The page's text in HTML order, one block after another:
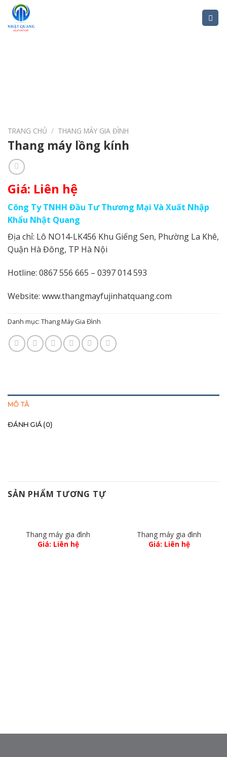
Skip
content
TRANG CHỦ / THANG MÁY GIA ĐÌNH
Thang máy lồng kính
Giá: Liên hệ
Công Ty TNHH Đầu Tư Thương Mại Và Xuất Nhập
Khẩu Nhật Quang
Địa chỉ: Lô NO14-LK456 Khu Giếng Sen, Phường La Khê,
Quận Hà Đông, TP Hà Nội
Hotline: 0867 556 665 – 0397 014 593
Website: www.thangmayfujinhatquang.com
Danh mục: Thang Máy Gia Đình
MÔ TẢ
ĐÁNH GIÁ (0)
SẢN PHẨM TƯƠNG TỰ
Thang máy gia đình
Giá: Liên hệ
Thang máy gia đình
Giá: Liên hệ